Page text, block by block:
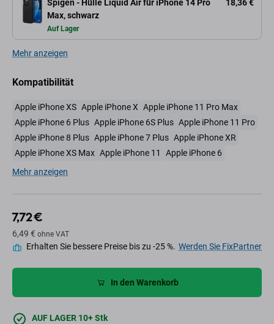
Spigen - Hülle Liquid Air für iPhone 14 Pro
Max, schwarz
18,36 €
Auf Lager
Mehr anzeigen
Kompatibilität
Apple iPhone XS Apple iPhone X Apple iPhone 11 Pro Max
Apple iPhone 6 Plus Apple iPhone 6S Plus Apple iPhone 11 Pro
Apple iPhone 8 Plus Apple iPhone 7 Plus Apple iPhone XR
Apple iPhone XS Max Apple iPhone 11
Apple iPhone 6
Mehr anzeigen
7,72 €
6,49 € ohne VAT
Erhalten Sie bessere Preise bis zu -25 %. Werden Sie FixPartner
In den Warenkorb
AUF LAGER 10+ Stk